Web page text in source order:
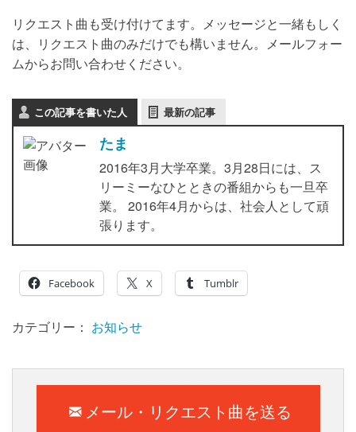
リクエスト曲も受け付けてます。メッセージと一緒もしく
は、リクエスト曲のみだけでも構いません。メールフォー
ムからお問い合わせください。
この記事を書いた人 最新の記事
たま
2016年3月大学卒業。3月28日には、ス
リーミーなひとときの番組からも一旦卒
業。 2016年4月からは、社会人として頑
張ります。
Facebook X Tumblr
カテゴリー： お知らせ
メール・リクエスト曲を送る